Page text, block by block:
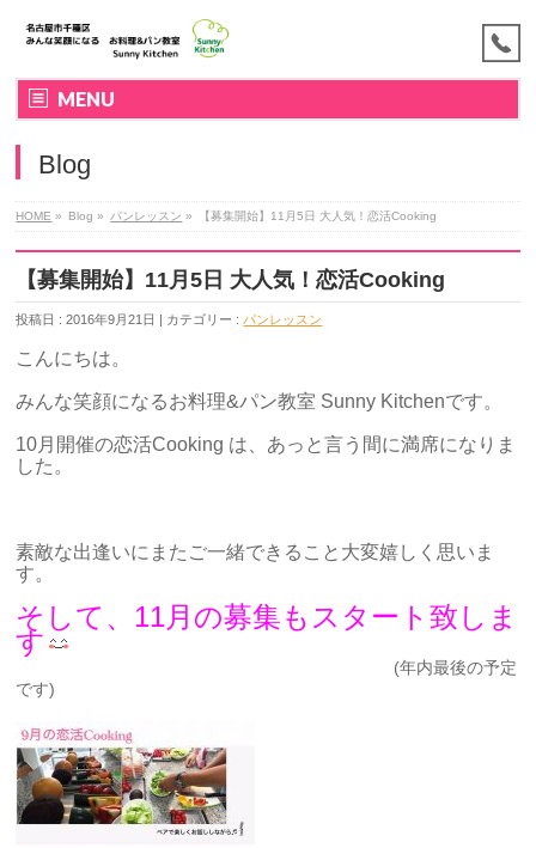
MENU
Blog
HOME » Blog » パンレッスン » 【募集開始】11月5日 大人気！恋活Cooking
【募集開始】11月5日 大人気！恋活Cooking
投稿日 : 2016年9月21日 | カテゴリー : パンレッスン
こんにちは。
みんな笑顔になるお料理&パン教室 Sunny Kitchenです。
10月開催の恋活Cooking は、あっと言う間に満席になりま
した。
素敵な出逢いにまたご一緒できること大変嬉しく思いま
す。
そして、11月の募集もスタート致しま
す
(年内最後の予定
です)